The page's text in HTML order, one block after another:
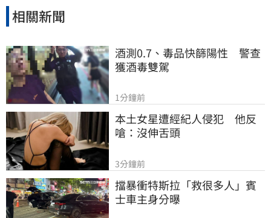
相關新聞
酒測0.7、毒品快篩陽性　警查
獲酒毒雙駕
1分鐘前
本土女星遭經紀人侵犯　他反
嗆：沒伸舌頭
3分鐘前
擋暴衝特斯拉「救很多人」賓
士車主身分曝